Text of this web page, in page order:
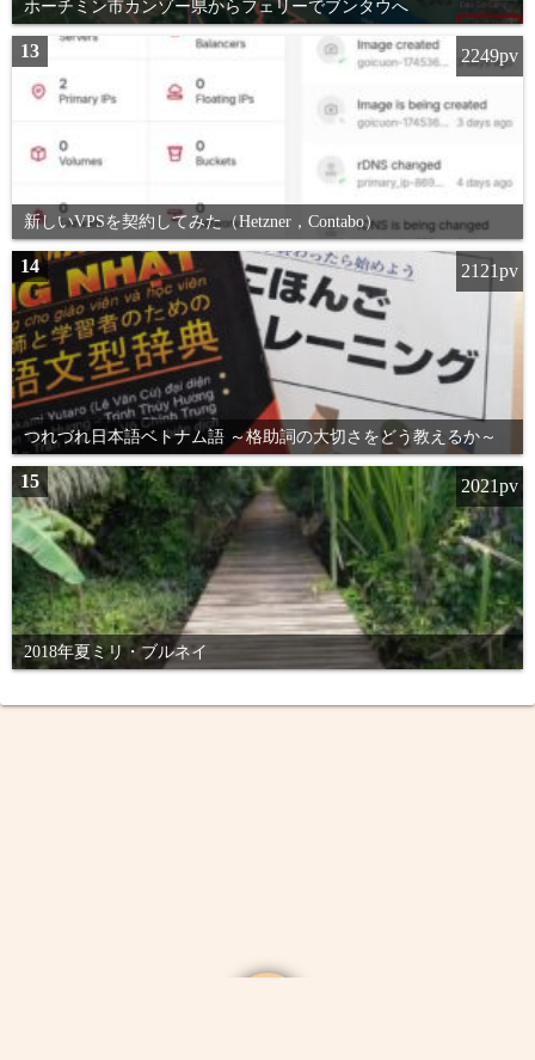
ホーチミン市カンゾー県からフェリーでブンタウへ
13
新しいVPSを契約してみた（Hetzner，Contabo）
2249pv
14
つれづれ日本語ベトナム語 ～格助詞の大切さをどう教えるか～
2121pv
15
2018年夏ミリ・ブルネイ
2021pv